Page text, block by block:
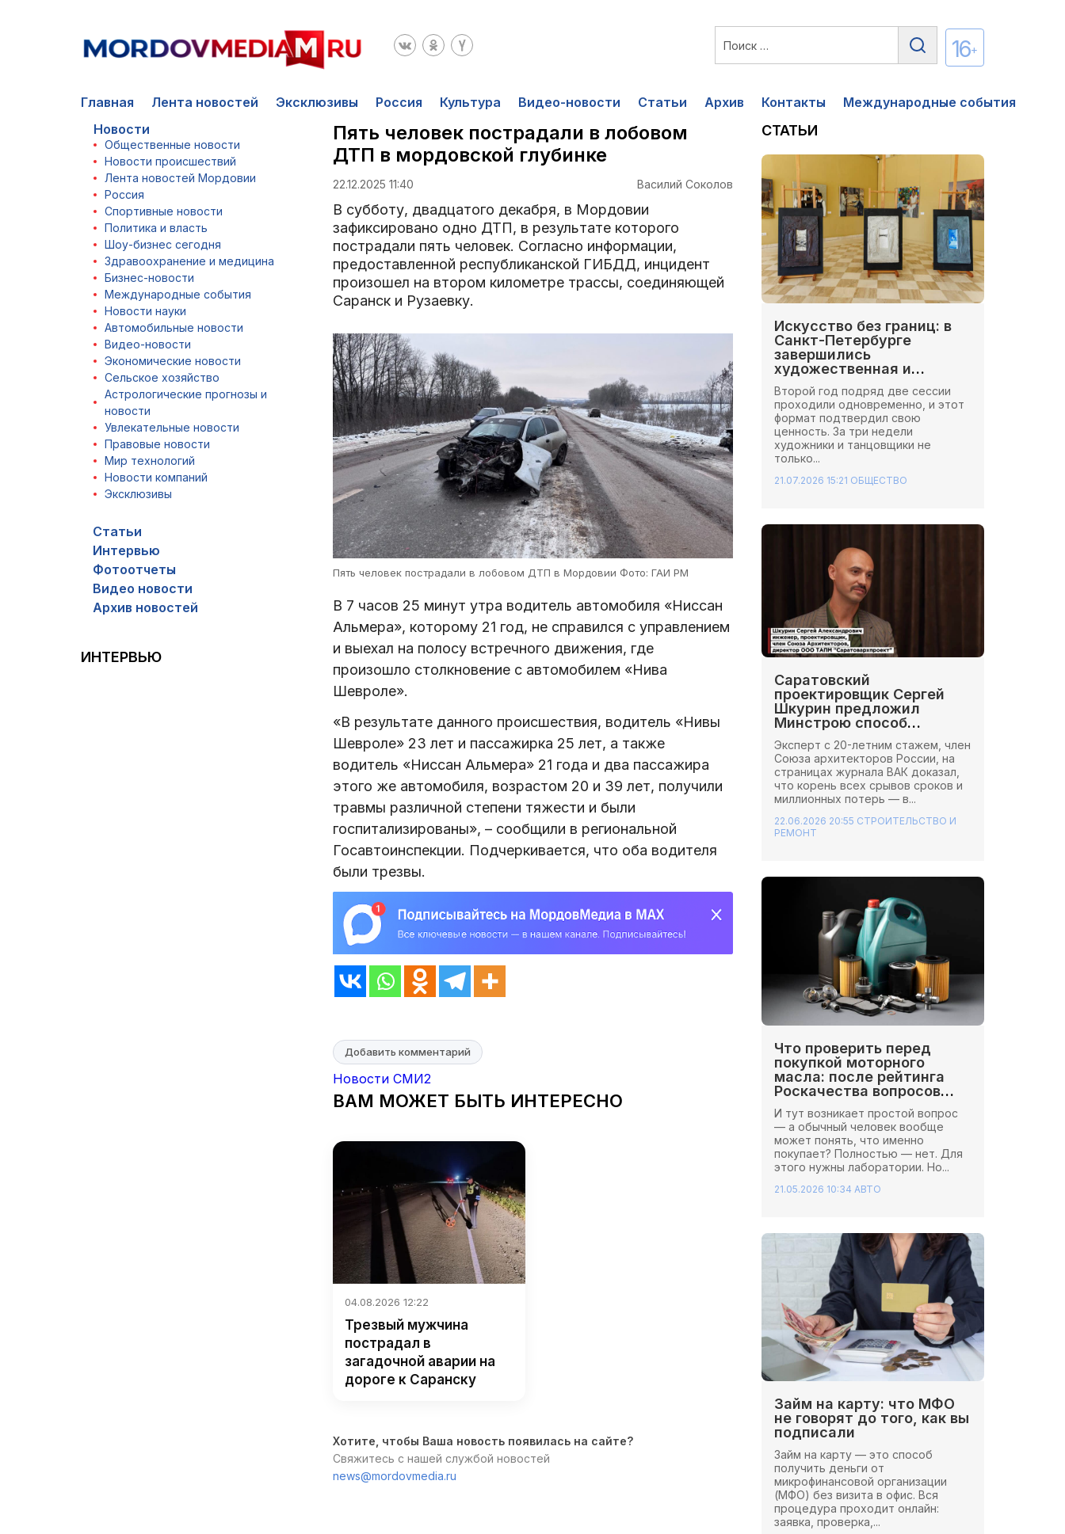
16+
Главная Лента новостей Эксклюзивы Россия Культура Видео-новости Статьи Архив Контакты
Международные события
Новости
Общественные новости
Новости происшествий
Лента новостей Мордовии
Россия
Спортивные новости
Политика и власть
Шоу-бизнес сегодня
Здравоохранение и медицина
Бизнес-новости
Международные события
Новости науки
Автомобильные новости
Видео-новости
Экономические новости
Сельское хозяйство
Астрологические прогнозы и
новости
Увлекательные новости
Правовые новости
Мир технологий
Новости компаний
Эксклюзивы
Статьи
Интервью
Фотоотчеты
Видео новости
Архив новостей
ИНТЕРВЬЮ
Пять человек пострадали в лобовом
ДТП в мордовской глубинке
22.12.2025 11:40 Василий Соколов
В субботу, двадцатого декабря, в Мордовии
зафиксировано одно ДТП, в результате которого
пострадали пять человек. Согласно информации,
предоставленной республиканской ГИБДД, инцидент
произошел на втором километре трассы, соединяющей
Саранск и Рузаевку.
Пять человек пострадали в лобовом ДТП в Мордовии Фото: ГАИ РМ
В 7 часов 25 минут утра водитель автомобиля «Ниссан
Альмера», которому 21 год, не справился с управлением
и выехал на полосу встречного движения, где
произошло столкновение с автомобилем «Нива
Шевроле».
«В результате данного происшествия, водитель «Нивы
Шевроле» 23 лет и пассажирка 25 лет, а также
водитель «Ниссан Альмера» 21 года и два пассажира
этого же автомобиля, возрастом 20 и 39 лет, получили
травмы различной степени тяжести и были
госпитализированы», – сообщили в региональной
Госавтоинспекции. Подчеркивается, что оба водителя
были трезвы.
Добавить комментарий
Новости СМИ2
ВАМ МОЖЕТ БЫТЬ ИНТЕРЕСНО
04.08.2026 12:22
Трезвый мужчина
пострадал в
загадочной аварии на
дороге к Саранску
Хотите, чтобы Ваша новость появилась на сайте?
Свяжитесь с нашей службой новостей
news@mordovmedia.ru
СТАТЬИ
Искусство без границ: в
Санкт-Петербурге
завершились
художественная и
хореографическая сессии
Школы Иннопрактики.
Второй год подряд две сессии
проходили одновременно, и этот
формат подтвердил свою
ценность. За три недели
художники и танцовщики не
только...
21.07.2026 15:21 ОБЩЕСТВО
Саратовский
проектировщик Сергей
Шкурин предложил
Минстрою способ
сэкономить миллионы на
стройках
Эксперт с 20-летним стажем, член
Союза архитекторов России, на
страницах журнала ВАК доказал,
что корень всех срывов сроков и
миллионных потерь — в...
22.06.2026 20:55 СТРОИТЕЛЬСТВО И
РЕМОНТ
Что проверить перед
покупкой моторного
масла: после рейтинга
Роскачества вопросов
стало больше
И тут возникает простой вопрос
— а обычный человек вообще
может понять, что именно
покупает? Полностью — нет. Для
этого нужны лаборатории. Но...
21.05.2026 10:34 АВТО
Займ на карту: что МФО
не говорят до того, как вы
подписали
Займ на карту — это способ
получить деньги от
микрофинансовой организации
(МФО) без визита в офис. Вся
процедура проходит онлайн:
заявка, проверка,...